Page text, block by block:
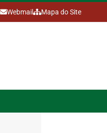
Webmail Mapa do Site